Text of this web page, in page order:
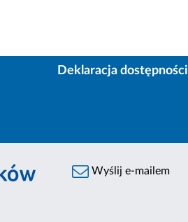
Deklaracja dostępności
Wyślij e-mailem